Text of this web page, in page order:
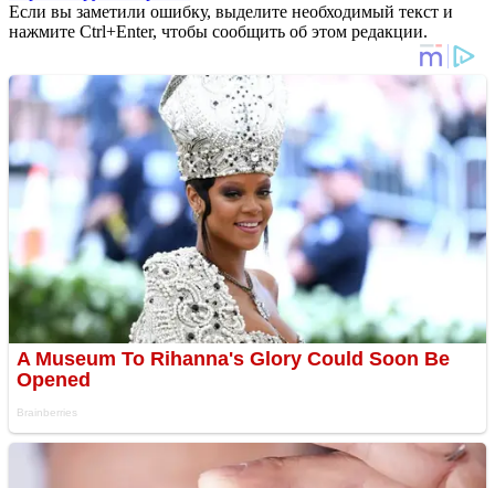
Если вы заметили ошибку, выделите необходимый текст и
нажмите Ctrl+Enter, чтобы сообщить об этом редакции.